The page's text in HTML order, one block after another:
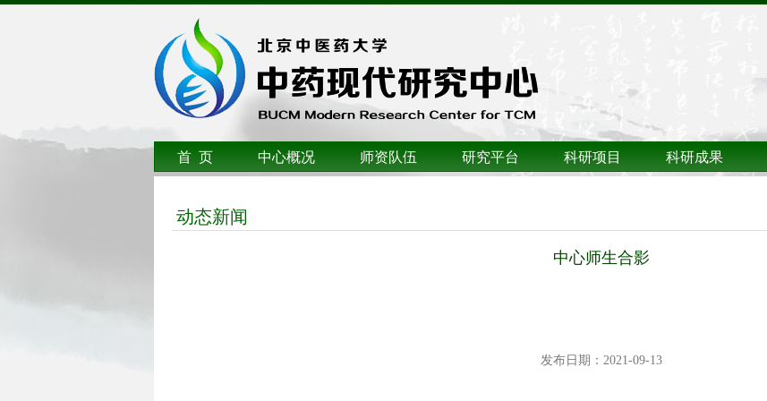
首 页 中心概况 师资队伍 研究平台 科研项目 科研成果
动态新闻
中心师生合影
发布日期：2021-09-13